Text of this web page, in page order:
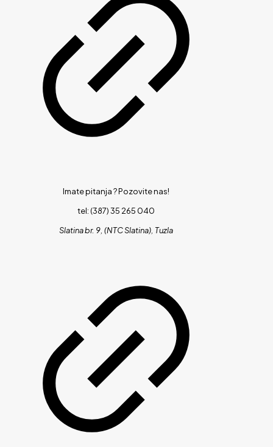
Imate pitanja ?Pozovite nas!
tel: (387) 35 265 040
Slatina br. 9, (NTC Slatina), Tuzla